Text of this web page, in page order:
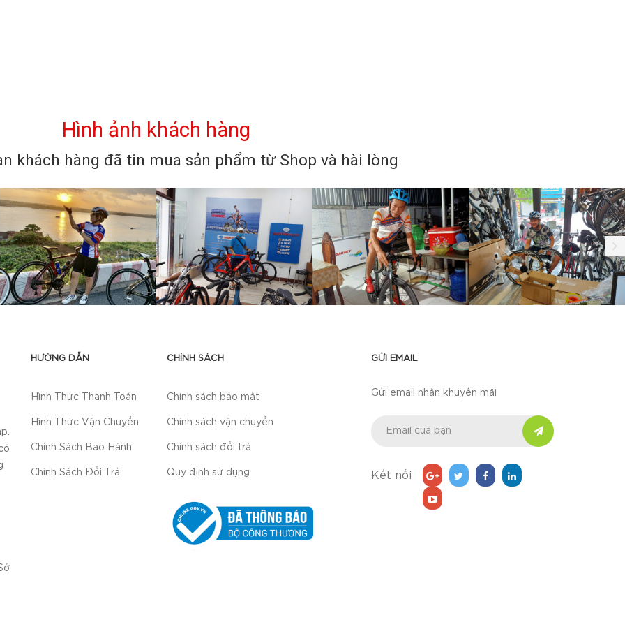
Hình ảnh khách hàng
khách hàng đã tin mua sản phẩm từ Shop và hài lòng
HƯỚNG DẪN
Hình Thức Thanh Toán
Hình Thức Vận Chuyển
Chính Sách Bảo Hành
Chính Sách Đổi Trả
CHÍNH SÁCH
Chính sách bảo mật
Chính sách vận chuyển
Chính sách đổi trả
Quy định sử dụng
GỬI EMAIL
Gửi email nhận khuyến mãi
Kết nối